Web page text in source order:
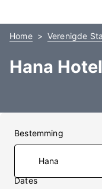
Home Verenigde
Hana
Bestemming
Dates